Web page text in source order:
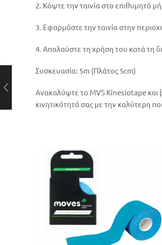
2. Κόψτε την ταινία στο επιθυμητό
3. Εφαρμόστε την ταινία στην
4. Απολαύστε τη χρήση του κατά τη
Συσκευασία: 5m (Πλάτος 5cm)
Ανακαλύψτε το MVS Kinesiotape και
κινητικότητά σας με την καλύτερη